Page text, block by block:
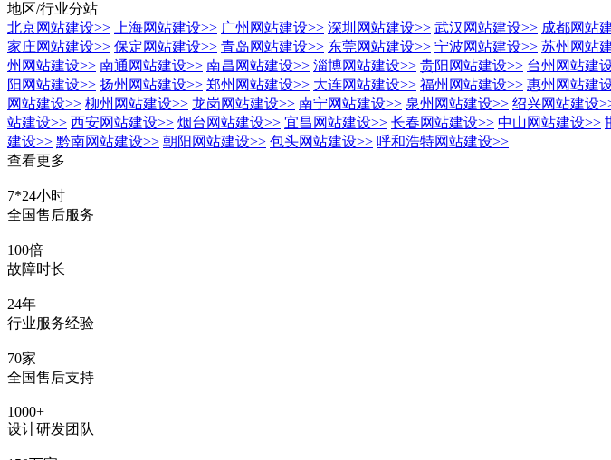
地区/行业分站
北京网站建设>> 上海网站建设>> 广州网站建设>> 深圳网站建设>> 武汉网站建设>> 成都网站
家庄网站建设>> 保定网站建设>> 青岛网站建设>> 东莞网站建设>> 宁波网站建设>> 苏州网站
州网站建设>> 南通网站建设>> 南昌网站建设>> 淄博网站建设>> 贵阳网站建设>> 台州网站建
阳网站建设>> 扬州网站建设>> 郑州网站建设>> 大连网站建设>> 福州网站建设>> 惠州网站建
网站建设>> 柳州网站建设>> 龙岗网站建设>> 南宁网站建设>> 泉州网站建设>> 绍兴网站建设
站建设>> 西安网站建设>> 烟台网站建设>> 宜昌网站建设>> 长春网站建设>> 中山网站建设>>
建设>> 黔南网站建设>> 朝阳网站建设>> 包头网站建设>> 呼和浩特网站建设>>
查看更多
7*24小时
全国售后服务
100倍
故障时长
24年
行业服务经验
70家
全国售后支持
1000+
设计研发团队